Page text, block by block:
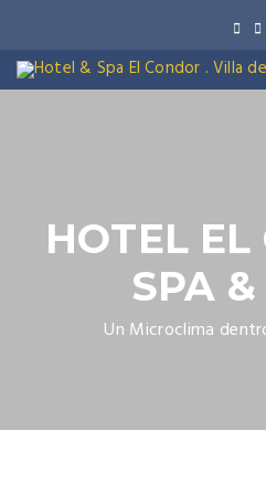
HOTEL EL
SPA &
Un Microclima